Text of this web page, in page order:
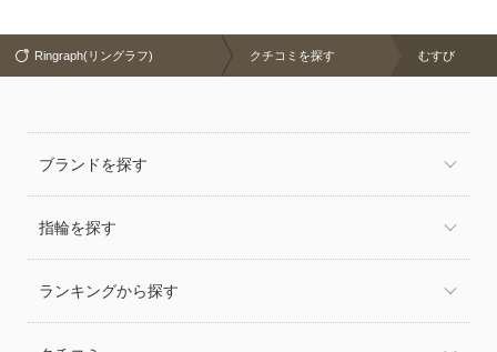
Ringraph(リングラフ) クチコミを探す むすび
ブランドを探す
指輪を探す
ランキングから探す